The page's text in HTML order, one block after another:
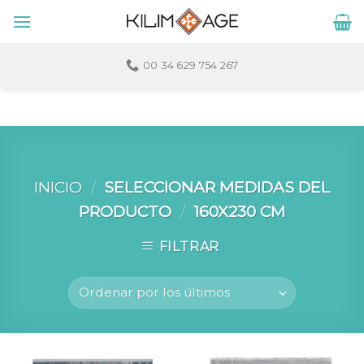
00 34 629 754 267
INICIO / SELECCIONAR MEDIDAS DEL
PRODUCTO / 160X230 CM
FILTRAR